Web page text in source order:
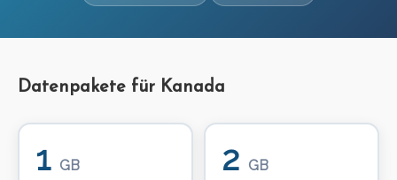
Datenpakete für Kanada
1 GB 2 GB